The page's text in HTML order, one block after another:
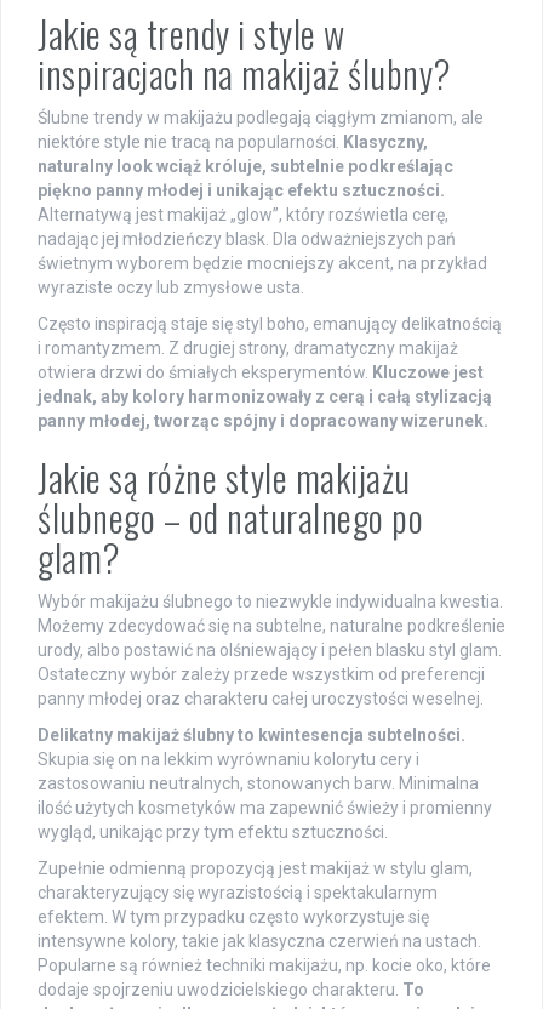
Jakie są trendy i style w
inspiracjach na makijaż ślubny?
Ślubne trendy w makijażu podlegają ciągłym zmianom, ale
niektóre style nie tracą na popularności. Klasyczny,
naturalny look wciąż króluje, subtelnie podkreślając
piękno panny młodej i unikając efektu sztuczności.
Alternatywą jest makijaż „glow”, który rozświetla cerę,
nadając jej młodzieńczy blask. Dla odważniejszych pań
świetnym wyborem będzie mocniejszy akcent, na przykład
wyraziste oczy lub zmysłowe usta.
Często inspiracją staje się styl boho, emanujący delikatnością
i romantyzmem. Z drugiej strony, dramatyczny makijaż
otwiera drzwi do śmiałych eksperymentów. Kluczowe jest
jednak, aby kolory harmonizowały z cerą i całą stylizacją
panny młodej, tworząc spójny i dopracowany wizerunek.
Jakie są różne style makijażu
ślubnego – od naturalnego po
glam?
Wybór makijażu ślubnego to niezwykle indywidualna kwestia.
Możemy zdecydować się na subtelne, naturalne podkreślenie
urody, albo postawić na olśniewający i pełen blasku styl glam.
Ostateczny wybór zależy przede wszystkim od preferencji
panny młodej oraz charakteru całej uroczystości weselnej.
Delikatny makijaż ślubny to kwintesencja subtelności.
Skupia się on na lekkim wyrównaniu kolorytu cery i
zastosowaniu neutralnych, stonowanych barw. Minimalna
ilość użytych kosmetyków ma zapewnić świeży i promienny
wygląd, unikając przy tym efektu sztuczności.
Zupełnie odmienną propozycją jest makijaż w stylu glam,
charakteryzujący się wyrazistością i spektakularnym
efektem. W tym przypadku często wykorzystuje się
intensywne kolory, takie jak klasyczna czerwień na ustach.
Popularne są również techniki makijażu, np. kocie oko, które
dodaje spojrzeniu uwodzicielskiego charakteru. To